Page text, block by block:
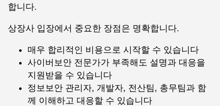
합니다.
상장사 입장에서 중요한 장점은 명확합니다.
매우 합리적인 비용으로 시작할 수 있습니다
사이버보안 전문가가 부족해도 설명과 대응을
지원받을 수 있습니다
정보보안 관리자, 개발자, 전산팀, 총무팀과 함
께 이해하고 대응할 수 있습니다